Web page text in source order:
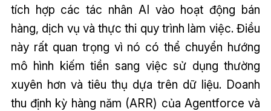
tích hợp các tác nhân AI vào hoạt động bán
hàng, dịch vụ và thực thi quy trình làm việc. Điều
này rất quan trọng vì nó có thể chuyển hướng
mô hình kiếm tiền sang việc sử dụng thường
xuyên hơn và tiêu thụ dựa trên dữ liệu. Doanh
thu định kỳ hàng năm (ARR) của Agentforce và